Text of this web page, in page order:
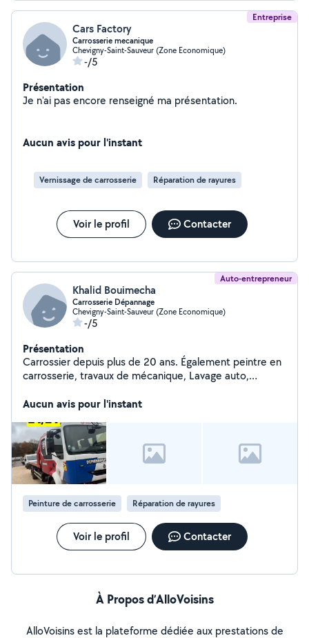
Entreprise
Cars Factory
Carrosserie mecanique
Chevigny-Saint-Sauveur (Zone Economique)
-/5
Présentation
Je n'ai pas encore renseigné ma présentation.
Aucun avis pour l'instant
Vernissage de carrosserie Réparation de rayures
Voir le profil Contacter
Auto-entrepreneur
Khalid Bouimecha
Carrosserie Dépannage
Chevigny-Saint-Sauveur (Zone Economique)
-/5
Présentation
Carrossier depuis plus de 20 ans. Également peintre en
carrosserie, travaux de mécanique, Lavage auto,
Remorquage.. N'hésiter pas dispo du lundi au samedi
Aucun avis pour l'instant
Peinture de carrosserie Réparation de rayures
Voir le profil Contacter
À Propos d’AlloVoisins
AlloVoisins est la plateforme dédiée aux prestations de